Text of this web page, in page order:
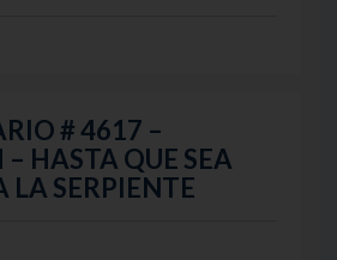
# 4617 –
HASTA QUE SEA
SERPIENTE